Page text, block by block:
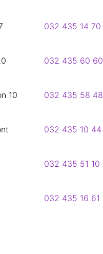
032 435 14 70
032 435 60 60
10
032 435 58 48
032 435 10 44
032 435 51 10
032 435 16 61